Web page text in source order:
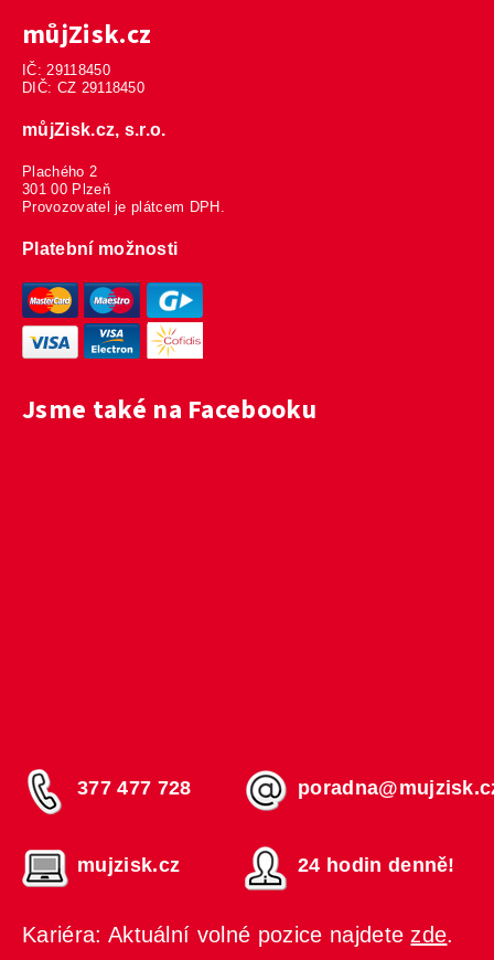
můjZisk.cz
IČ: 29118450
DIČ: CZ 29118450
můjZisk.cz, s.r.o.
Plachého 2
301 00 Plzeň
Provozovatel je plátcem DPH.
Platební možnosti
Jsme také na Facebooku
377 477 728
mujzisk.cz 24 hodin denně!
Kariéra: Aktuální volné pozice najdete zde.